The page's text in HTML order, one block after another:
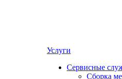
Услуги
Сервисные
Сборка